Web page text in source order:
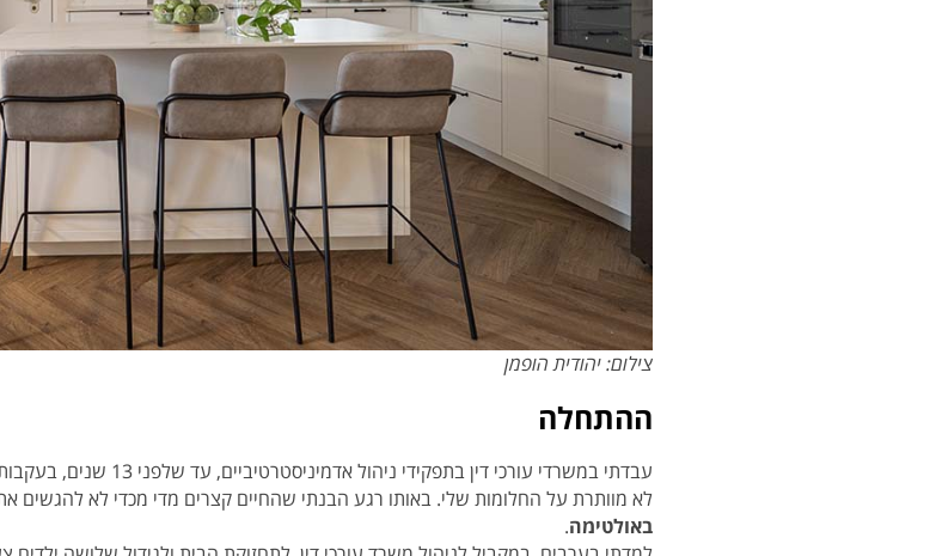
צילום: יהודית הופמן
ההתחלה
עבדתי במשרדי עורכי דין
לא מוותרת על החלומות שלי. באותו רגע הבנתי שהחיים קצרים מדי מכדי לא להגשים
באולטימה.